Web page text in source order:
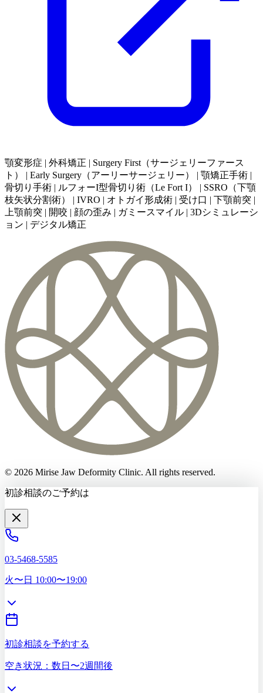
顎変形症 | 外科矯正 | Surgery First（サージェリーファース
ト） | Early Surgery（アーリーサージェリー） | 顎矯正手術 |
骨切り手術 | ルフォーI型骨切り術（Le Fort I） | SSRO（下顎
枝矢状分割術） | IVRO | オトガイ形成術 | 受け口 | 下顎前突 |
上顎前突 | 開咬 | 顔の歪み | ガミースマイル | 3Dシミュレーシ
ョン | デジタル矯正
© 2026 Mirise Jaw Deformity Clinic. All rights reserved.
初診相談のご予約は
03-5468-5585
火〜日 10:00〜19:00
初診相談を予約する
空き状況：数日〜2週間後